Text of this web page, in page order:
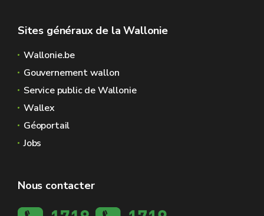
Sites généraux de la Wallonie
Wallonie.be
Gouvernement wallon
Service public de Wallonie
Wallex
Géoportail
Jobs
Nous contacter